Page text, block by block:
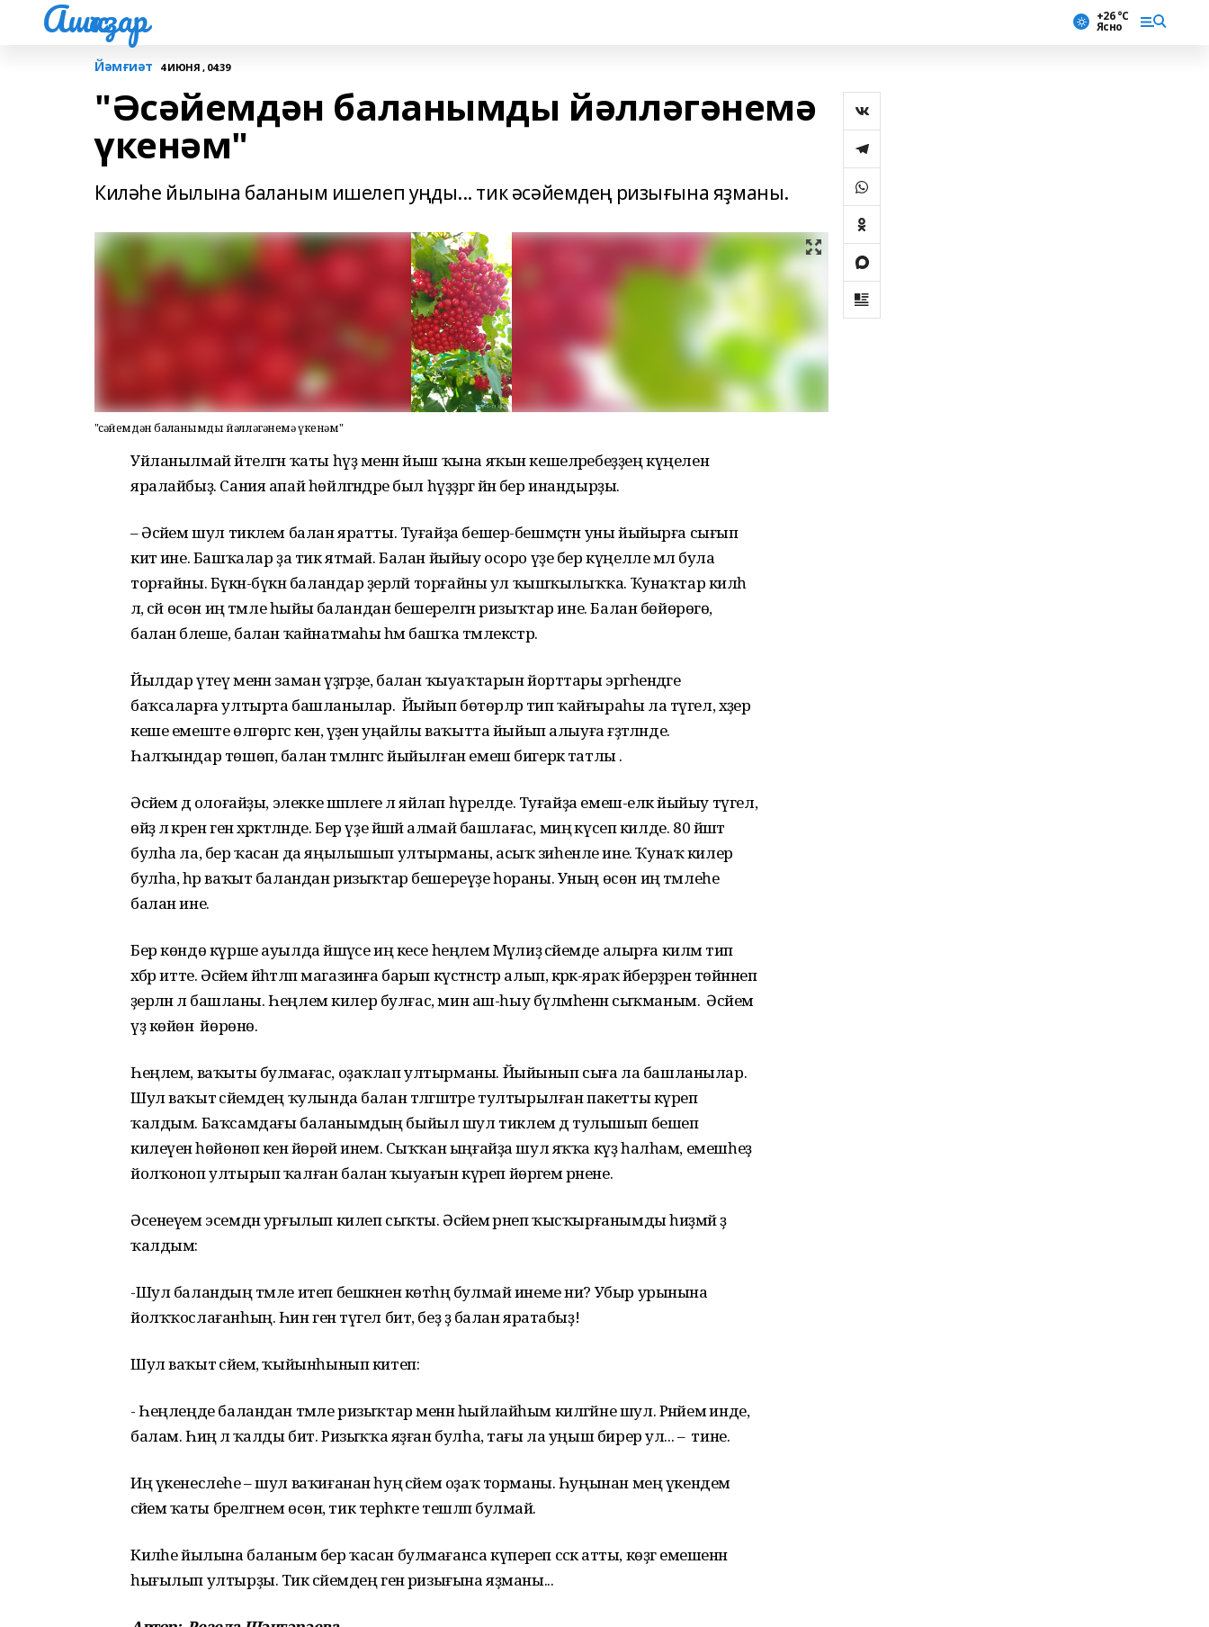
Ашҡаҙар +26 °С
Ясно
Йәмғиәт 4 ИЮНЯ , 04:39
"Әсәйемдән баланымды йәлләгәнемә
үкенәм"
Киләһе йылына баланым ишелеп уңды... тик әсәйемдең ризығына яҙманы.
"Әсәйемдән баланымды йәлләгәнемә үкенәм"
Уйланылмай әйтелгән ҡаты һүҙ менән йыш ҡына яҡын кешеләребеҙҙең күңелен
яралайбыҙ. Сания апай һөйләгәндәре был һүҙҙәргә йәнә бер инандырҙы.
– Әсәйем шул тиклем балан яратты. Туғайҙа бешер-бешмәҫтән уны йыйырға сығып
китә ине. Башҡалар ҙа тик ятмай. Балан йыйыу осоро үҙе бер күңелле мәл була
торғайны. Бүкән-бүкән баландар әҙерләй торғайны ул ҡышҡылыҡҡа. Ҡунаҡтар килһә
лә, сәй өсөн иң тәмле һыйы баландан бешерелгән ризыҡтар ине. Балан бөйөрөгө,
балан бәлеше, балан ҡайнатмаһы һәм башҡа тәмлекәстәр.
Йылдар үтеү менән заман үҙгәрҙе, балан ҡыуаҡтарын йорттары эргәһендәге
баҡсаларға ултырта башланылар. Йыйып бөтөрәләр тип ҡайғыраһы ла түгел, хәҙер
кеше емеште өлгөргәс кенә, үҙенә уңайлы ваҡытта йыйып алыуға ғәҙәтләнде.
Һалҡындар төшөп, балан тәмләнгәс йыйылған емеш бигерәк татлы .
Әсәйем дә олоғайҙы, элекке шәплеге лә яйлап һүрелде. Туғайҙа емеш-еләк йыйыу түгел,
өйҙә лә әкрен генә хәрәкәтләнде. Бер үҙе йәшәй алмай башлағас, миңә күсеп килде. 80 йәштә
булһа ла, бер ҡасан да яңылышып ултырманы, асыҡ зиһенле ине. Ҡунаҡ килер
булһа, һәр ваҡыт баландан ризыҡтар бешереүҙе һораны. Уның өсөн иң тәмлеһе
балан ине.
Бер көндө күрше ауылда йәшәүсе иң кесе һеңлем Мәүлиҙә әсәйемде алырға киләм тип
хәбәр итте. Әсәйем йәһәтләп магазинға барып күстәнәстәр алып, кәрәк-яраҡ әйберҙәрен төйнәнеп
әҙерләнә лә башланы. Һеңлем килер булғас, мин аш-һыу бүлмәһенән сыҡманым. Әсәйем
үҙ көйөнә йөрөнө.
Һеңлем, ваҡыты булмағас, оҙаҡлап ултырманы. Йыйынып сыға ла башланылар.
Шул ваҡыт әсәйемдең ҡулында балан тәлгәштәре тултырылған пакетты күреп
ҡалдым. Баҡсамдағы баланымдың быйыл шул тиклем дә тулышып бешеп
килеүенә һөйөнөп кенә йөрөй инем. Сыҡҡан ыңғайҙа шул яҡҡа күҙ һалһам, емешһеҙ
йолҡоноп ултырып ҡалған балан ҡыуағын күреп йөрәгем әрнене.
Әсенеүем эсемдән урғылып килеп сыҡты. Әсәйемә әрнеп ҡысҡырғанымды һиҙмәй ҙә
ҡалдым:
-Шул баландың тәмле итеп бешкәнен көтһәң булмай инеме ни? Убыр урынына
йолҡҡослағанһың. Һин генә түгел бит, беҙ ҙә балан яратабыҙ!
Шул ваҡыт әсәйем, ҡыйынһынып китеп:
- Һеңлеңде баландан тәмле ризыҡтар менән һыйлайһым килгәйне шул. Рәнйемә инде,
балам. Һиңә лә ҡалды бит. Ризыҡҡа яҙған булһа, тағы ла уңыш бирер ул... – тине.
Иң үкенеслеһе ­– шул ваҡиғанан һуң әсәйем оҙаҡ торманы. Һуңынан мең үкендем
әсәйемә ҡаты бәрелгәнем өсөн, тик терһәкте тешләп булмай.
Киләһе йылына баланым бер ҡасан булмағанса күпереп сәскә атты, көҙгә емешенән
һығылып ултырҙы. Тик әсәйемдең генә ризығына яҙманы...